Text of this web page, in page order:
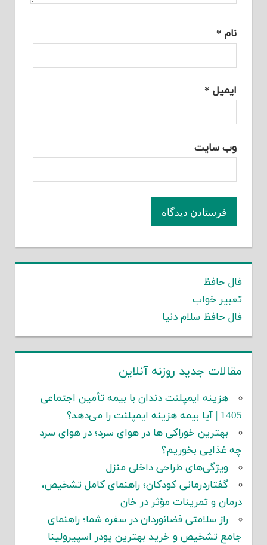
نام *
ایمیل *
وب‌ سایت
فال حافظ
تعبیر خواب
فال حافظ سلام دنیا
مقالات جدید روزنه آنلاین
هزینه ایمپلنت دندان با بیمه تأمین اجتماعی
1405 | آیا بیمه هزینه ایمپلنت را می‌دهد؟
بهترین خوراکی ها در هوای سرد؛ در هوای سرد
چه غذایی بخوریم؟
ویژگی‌های طراحی داخلی منزل
گفتاردرمانی کودکان؛ راهنمای کامل تشخیص،
درمان و تمرینات مؤثر در خان
راز سلامتی فضانوردان در سفره شما؛ راهنمای
جامع تشخیص و خرید بهترین پودر اسپیرولینا